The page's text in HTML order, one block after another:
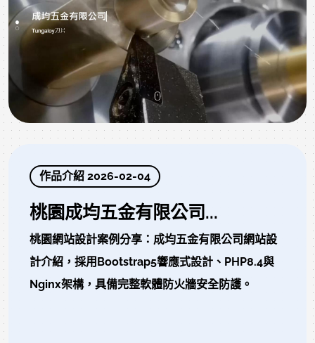
作品介紹 2026-02-04
桃園成均五金有限公司...
桃園網站設計案例分享：成均五金有限公司網站設
計介紹，採用Bootstrap5響應式設計、PHP8.4與
Nginx架構，具備完整軟體防火牆安全防護。